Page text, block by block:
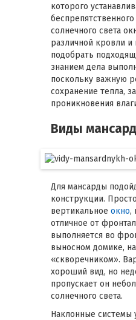
которого
солнечного света
различной кровли и
подобрать
знанием дела
поскольку важную
сохранение тепла,
проникновения
Виды
Для мансарды
конструкции.
вертикальное окно,
отличное от
выполняется во
выносном домике,
«скворечником».
хороший вид, но
пропускает он
солнечного света.
Наклонные системы